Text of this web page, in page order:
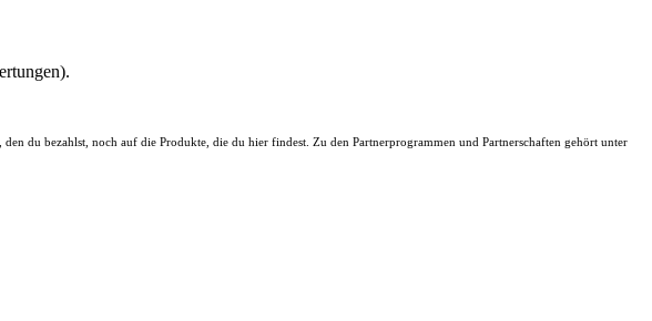
du bezahlst, noch auf die Produkte, die du hier findest. Zu den Partnerprogrammen und Partnerschaften gehört unter